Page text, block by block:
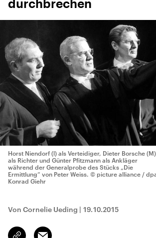
durchbrechen
Horst Niendorf (l) als Verteidiger, Dieter Borsche (M)
als Richter und Günter Pfitzmann als Ankläger
während der Generalprobe des Stücks „Die
Ermittlung“ von Peter Weiss. © picture alliance /
Konrad Giehr
Von Cornelie Ueding | 19.10.2015
Link
Email